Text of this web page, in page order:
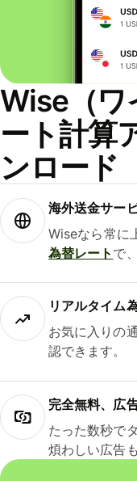
Wise（ワ
ート計算
ンロード
海外送金サー
Wiseなら常に
為替レート で
リアルタイム
お気に入りの
認できます。
完全無料、広
たった数秒で
煩わしい広告